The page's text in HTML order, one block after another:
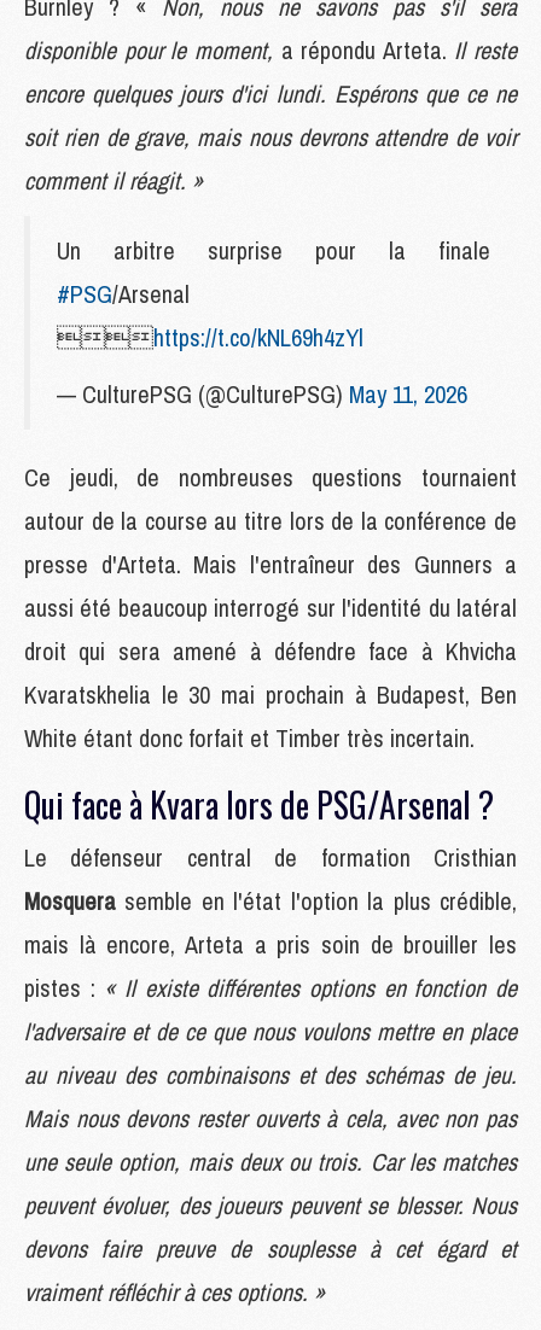
disponible pour le moment, a répondu Arteta. Il reste
encore quelques jours d'ici lundi. Espérons que ce ne
soit rien de grave, mais nous devrons attendre de voir
comment il réagit. »
Un arbitre surprise pour la finale
#PSG/Arsenal
https://t.co/kNL69h4zYl
— CulturePSG (@CulturePSG) May 11, 2026
Ce jeudi, de nombreuses questions tournaient
autour de la course au titre lors de la conférence de
presse d'Arteta. Mais l'entraîneur des Gunners a
aussi été beaucoup interrogé sur l'identité du latéral
droit qui sera amené à défendre face à Khvicha
Kvaratskhelia le 30 mai prochain à Budapest, Ben
White étant donc forfait et Timber très incertain.
Qui face à Kvara lors de PSG/Arsenal ?
Le défenseur central de formation Cristhian
Mosquera semble en l'état l'option la plus crédible,
mais là encore, Arteta a pris soin de brouiller les
pistes : « Il existe différentes options en fonction de
l'adversaire et de ce que nous voulons mettre en place
au niveau des combinaisons et des schémas de jeu.
Mais nous devons rester ouverts à cela, avec non pas
une seule option, mais deux ou trois. Car les matches
peuvent évoluer, des joueurs peuvent se blesser. Nous
devons faire preuve de souplesse à cet égard et
vraiment réfléchir à ces options. »